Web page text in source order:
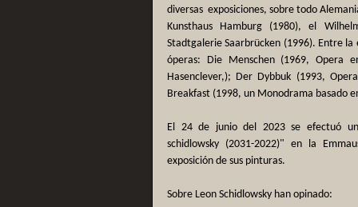
diversas exposiciones, sobre todo
Kunsthaus Hamburg (1980), el
Stadtgalerie Saarbrücken (1996). Entre
óperas: Die Menschen (1969, Opera
Hasenclever,); Der Dybbuk (1993,
Breakfast (1998, un Monodrama basado
El 24 de junio del 2023 se efectuó
schidlowsky (2031-2022)" en la
exposición de sus pinturas.
Sobre Leon Schidlowsky han opinado: